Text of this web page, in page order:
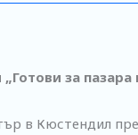
за пазара
в Кюстендил